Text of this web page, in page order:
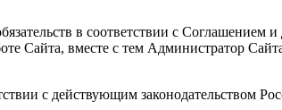
в соответствии с Соглашением
Сайта, вместе с тем Администратор
с действующим законодательством